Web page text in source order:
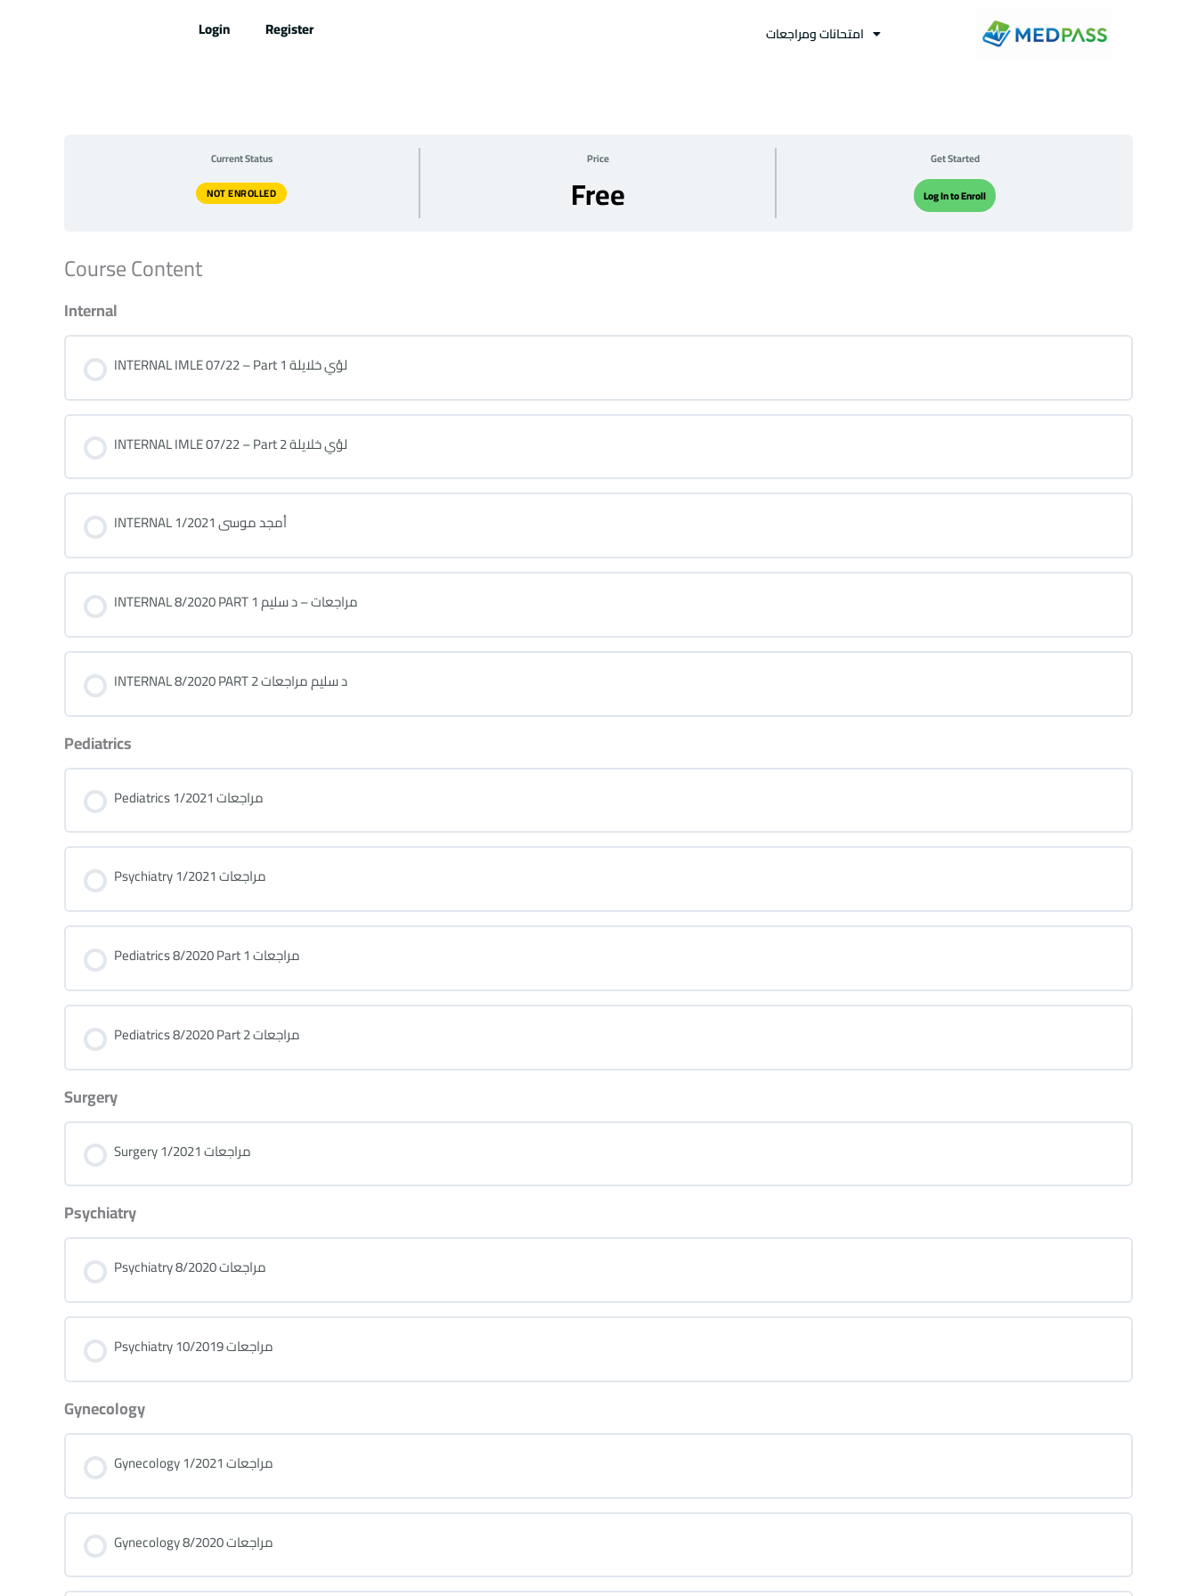
Login Register امتحانات ومراجعات
Current Status
NOT ENROLLED
Price
Free
Get Started
Log In to Enroll
Course Content
Internal
INTERNAL IMLE 07/22 – Part 1 لؤي خلايلة
INTERNAL IMLE 07/22 – Part 2 لؤي خلايلة
INTERNAL 1/2021 أمجد موسى
INTERNAL 8/2020 PART 1 مراجعات – د سليم
INTERNAL 8/2020 PART 2 د سليم مراجعات
Pediatrics
Pediatrics 1/2021 مراجعات
Psychiatry 1/2021 مراجعات
Pediatrics 8/2020 Part 1 مراجعات
Pediatrics 8/2020 Part 2 مراجعات
Surgery
Surgery 1/2021 مراجعات
Psychiatry
Psychiatry 8/2020 مراجعات
Psychiatry 10/2019 مراجعات
Gynecology
Gynecology 1/2021 مراجعات
Gynecology 8/2020 مراجعات